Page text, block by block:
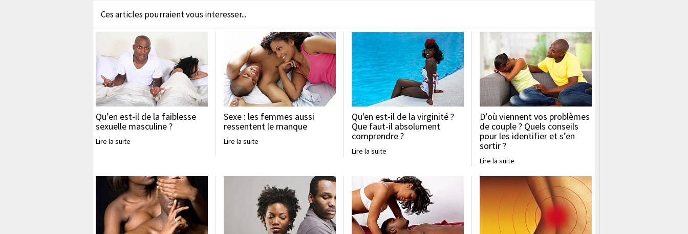
Ces articles pourraient vous interesser...
Qu’en est-il de la faiblesse
sexuelle masculine ?
Lire la suite
Sexe : les femmes aussi
ressentent le manque
Lire la suite
Qu'en est-il de la virginité ?
Que faut-il absolument
comprendre ?
Lire la suite
D’où viennent vos problèmes
de couple ? Quels conseils
pour les identifier et s’en
sortir ?
Lire la suite